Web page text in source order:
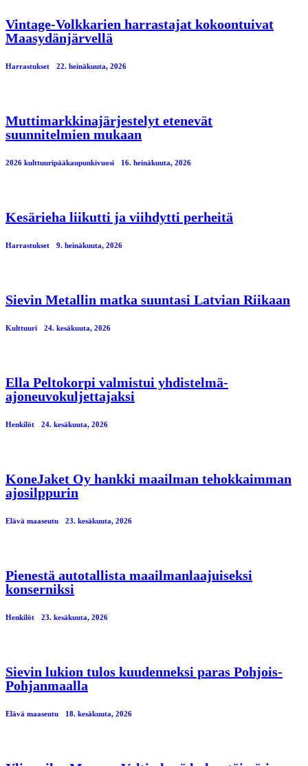
Vintage-Volkkarien harrastajat kokoontuivat
Maasydänjärvellä
Harrastukset 22. heinäkuuta, 2026
Muttimarkkinajärjestelyt etenevät
suunnitelmien mukaan
2026 kulttuuripääkaupunkivuosi 16. heinäkuuta, 2026
Kesärieha liikutti ja viihdytti perheitä
Harrastukset 9. heinäkuuta, 2026
Sievin Metallin matka suuntasi Latvian Riikaan
Kulttuuri 24. kesäkuuta, 2026
Ella Peltokorpi valmistui yhdistelmä-
ajoneuvokuljettajaksi
Henkilöt 24. kesäkuuta, 2026
KoneJaket Oy hankki maailman tehokkaimman
ajosilppurin
Elävä maaseutu 23. kesäkuuta, 2026
Pienestä autotallista maailmanlaajuiseksi
konserniksi
Henkilöt 23. kesäkuuta, 2026
Sievin lukion tulos kuudenneksi paras Pohjois-
Pohjanmaalla
Elävä maaseutu 18. kesäkuuta, 2026